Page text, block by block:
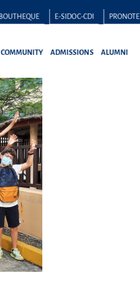
E-SIDOC-CDI PRONOTE
COMMUNITY ADMISSIONS ALUMNI